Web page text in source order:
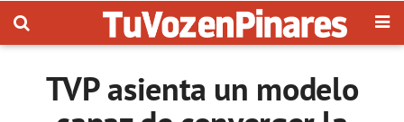
TVP asienta un modelo